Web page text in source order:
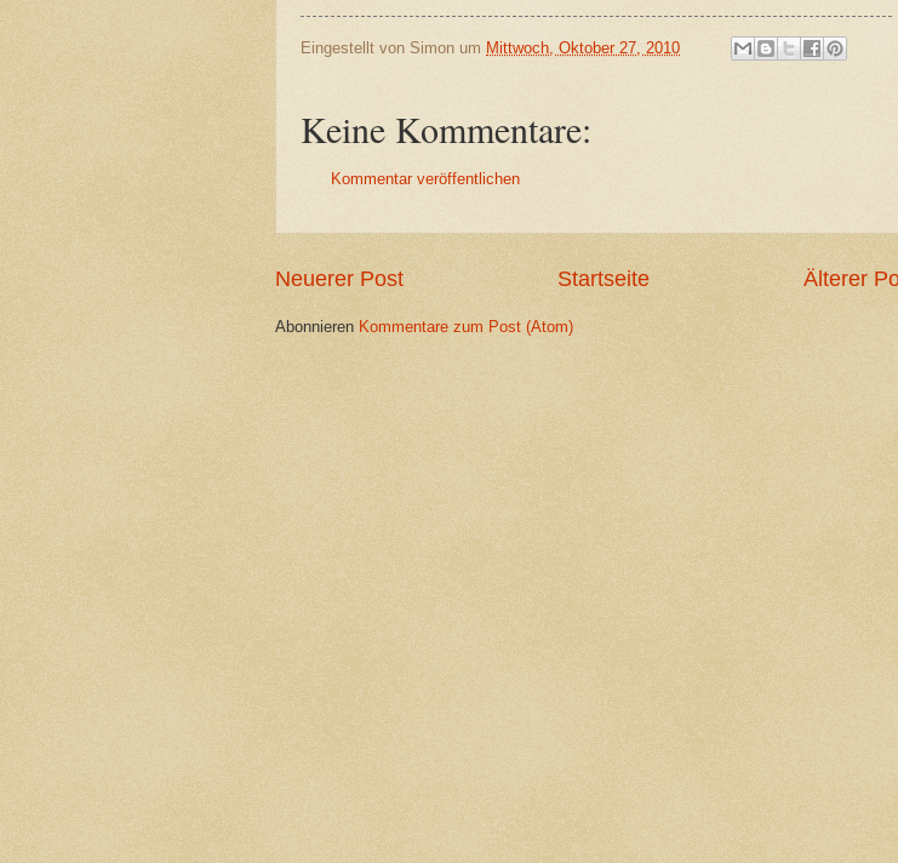
Eingestellt von Simon um Mittwoch, Oktober 27, 2010
Keine Kommentare:
Kommentar veröffentlichen
Neuerer Post Älterer
Startseite
Abonnieren Kommentare zum Post (Atom)